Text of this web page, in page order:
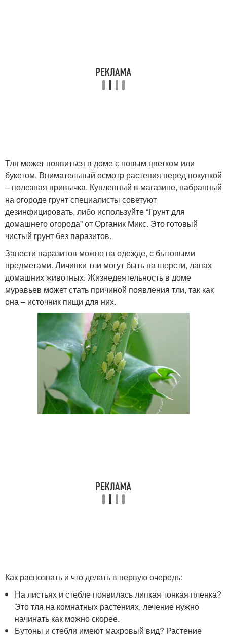
Тля может появиться в доме с новым цветком или
букетом. Внимательный осмотр растения перед покупкой
– полезная привычка. Купленный в магазине, набранный
на огороде грунт специалисты советуют
дезинфицировать, либо используйте “Грунт для
домашнего огорода” от Органик Микс. Это готовый
чистый грунт без паразитов.
Занести паразитов можно на одежде, с бытовыми
предметами. Личинки тли могут быть на шерсти, лапах
домашних животных. Жизнедеятельность в доме
муравьев может стать причиной появления тли, так как
она – источник пищи для них.
Как распознать и что делать в первую очередь:
На листьях и стебле появилась липкая тонкая пленка?
Это тля на комнатных растениях, лечение нужно
начинать как можно скорее.
Бутоны и стебли имеют махровый вид? Растение